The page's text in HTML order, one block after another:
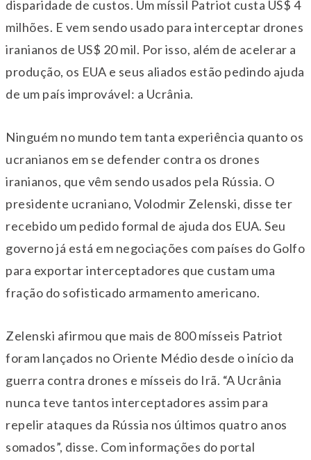
disparidade de custos. Um míssil Patriot custa US$ 4
milhões. E vem sendo usado para interceptar drones
iranianos de US$ 20 mil. Por isso, além de acelerar a
produção, os EUA e seus aliados estão pedindo ajuda
de um país improvável: a Ucrânia.
Ninguém no mundo tem tanta experiência quanto os
ucranianos em se defender contra os drones
iranianos, que vêm sendo usados pela Rússia. O
presidente ucraniano, Volodmir Zelenski, disse ter
recebido um pedido formal de ajuda dos EUA. Seu
governo já está em negociações com países do Golfo
para exportar interceptadores que custam uma
fração do sofisticado armamento americano.
Zelenski afirmou que mais de 800 mísseis Patriot
foram lançados no Oriente Médio desde o início da
guerra contra drones e mísseis do Irã. “A Ucrânia
nunca teve tantos interceptadores assim para
repelir ataques da Rússia nos últimos quatro anos
somados”, disse. Com informações do portal